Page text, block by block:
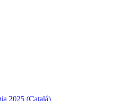
2025 (Catalá)